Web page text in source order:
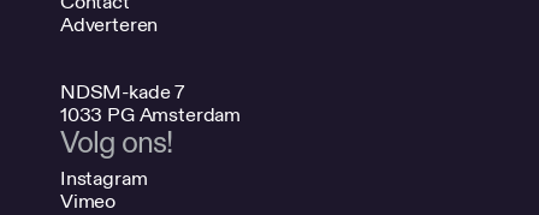
Adverteren
NDSM-kade 7
1033 PG Amsterdam
Volg ons!
Instagram
Vimeo